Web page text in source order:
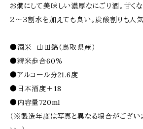
お燗にして美味しい濃厚なにごり酒。甘くな
２〜３割水を加えても良い。炭酸割りも人気
●酒米 山田錦（鳥取県産）
●精米歩合60％
●アルコール分21.6度
●日本酒度＋18
●内容量720ml
（※製造年度は写真と異なる場合がござい